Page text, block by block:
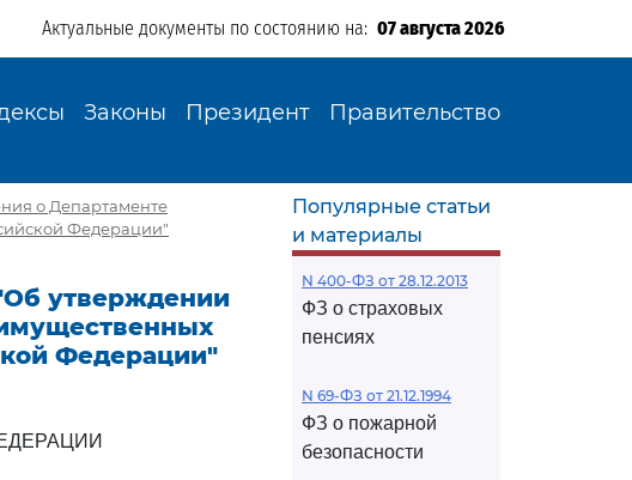
Актуальные документы по состоянию на: 07 августа 2026
Законы Президент Правительство
о Департаменте
Федерации"
утверждении
Федерации"
Популярные статьи
и материалы
N 400-ФЗ от 28.12.2013
ФЗ о страховых
пенсиях
N 69-ФЗ от 21.12.1994
ФЗ о пожарной
безопасности